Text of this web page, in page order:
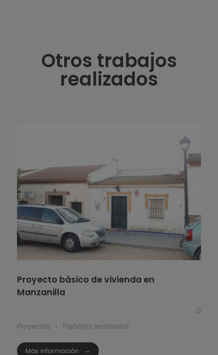
Otros trabajos
realizados
Proyecto básico de vivienda en
Manzanilla
0
Proyectos
Trabajos realizados
Más información